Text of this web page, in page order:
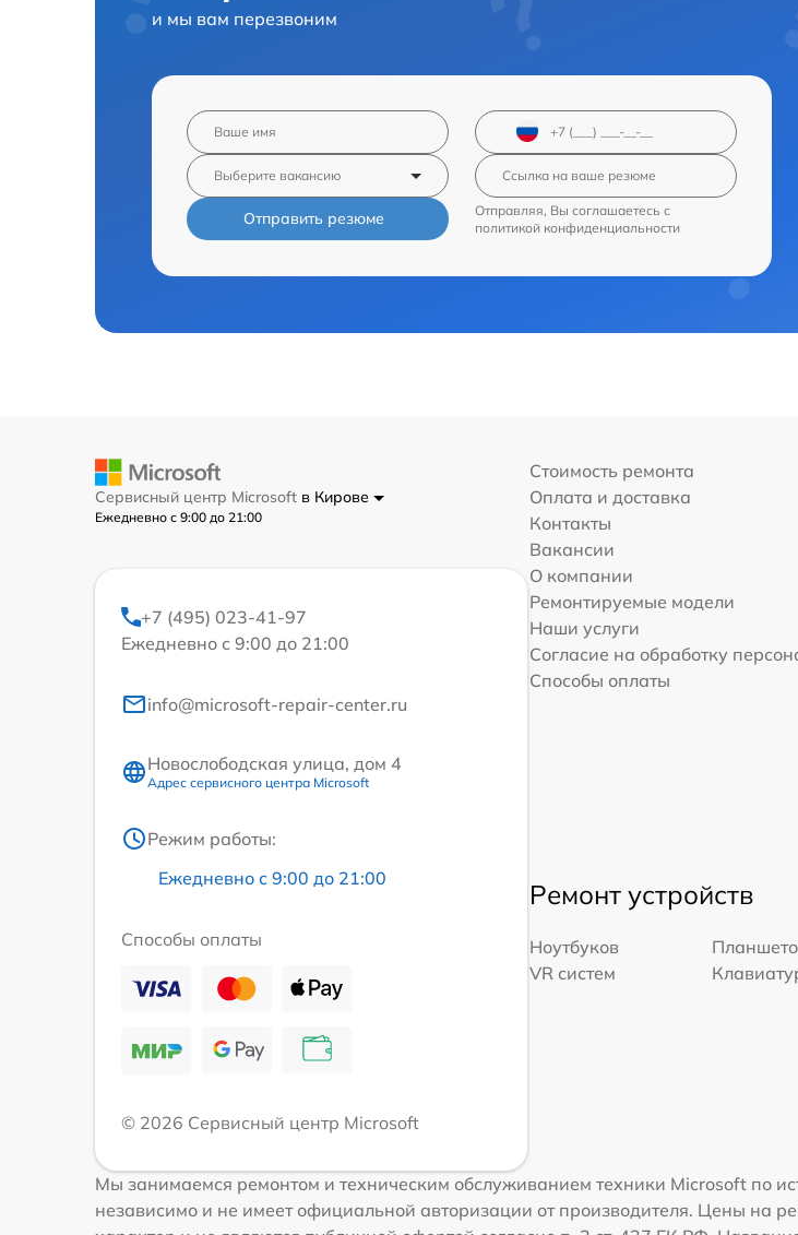
и мы вам перезвоним
Отправить резюме
Отправляя, Вы соглашаетесь с
политикой конфиденциальности
Сервисный центр Microsoft в Кирове
Ежедневно с 9:00 до 21:00
+7 (495) 023-41-97
Ежедневно с 9:00 до 21:00
info@microsoft-repair-center.ru
Новослободская улица, дом 4
Адрес сервисного центра Microsoft
Режим работы:
Ежедневно с 9:00 до 21:00
Способы оплаты
© 2026 Сервисный центр Microsoft
Стоимость ремонта
Оплата и доставка
Контакты
Вакансии
О компании
Ремонтируемые модели
Наши услуги
Согласие на обработку
Способы оплаты
Ремонт устройств
Ноутбуков
VR систем
Мы занимаемся ремонтом и техническим обслуживанием техники Microsoft по
независимо и не имеет официальной авторизации от производителя. Цены на